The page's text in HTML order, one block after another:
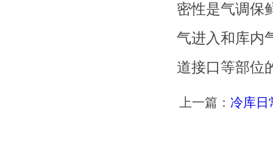
密性是气调保
气进入和库内
道接口等部位
上一篇： 冷库日